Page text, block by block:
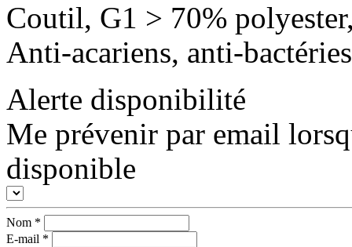
Coutil, G1 > 70%
Anti-acariens, anti-bactéries
Alerte disponibilité
Me prévenir par email
disponible
Nom *
E-mail *